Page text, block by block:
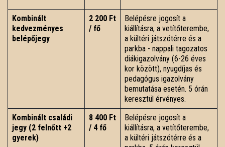
Kombinált
kedvezményes
belépőjegy
2 200 Ft
/ fő
Belépésre jogosít a
kiállításra, a vetítőterembe,
a kültéri játszótérre és a
parkba - nappali tagozatos
diákigazolvány (6-26 éves
kor között), nyugdíjas és
pedagógus igazolvány
bemutatása esetén. 5 órán
keresztül érvényes.
Kombinált családi
jegy (2 felnőtt +2
gyerek)
8 400 Ft
/ 4 fő
Belépésre jogosít a
kiállításra, a vetítőterembe,
a kültéri játszótérre és a